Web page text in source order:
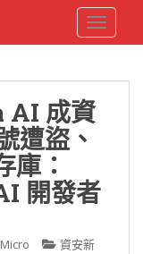
AI 成資
遭盜、
庫：
開發者
資安新